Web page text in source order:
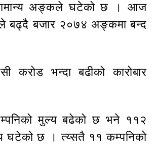
अङ्कले घटेको छ । आज
बजार २०७४ अङ्कमा बन्द
करोड भन्दा बढीको कारोबार
मुल्य बढेको छ भने ११२
घटेको छ । त्य्सतै ११ कम्पनिको